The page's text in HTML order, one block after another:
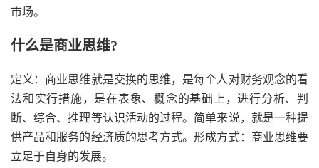
市场。
什么是商业思维?
定义：商业思维就是交换的思维，是每个人对财务观念的看
法和实行措施，是在表象、概念的基础上，进行分析、判
断、综合、推理等认识活动的过程。简单来说，就是一种提
供产品和服务的经济质的思考方式。形成方式：商业思维要
立足于自身的发展。